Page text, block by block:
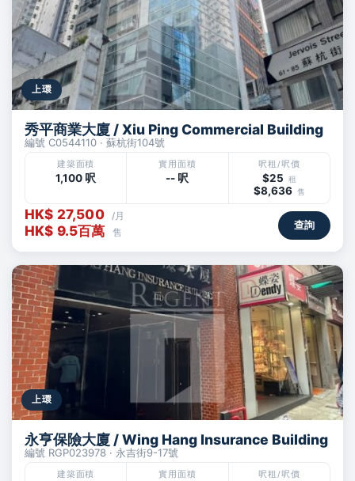
上環
秀平商業大廈 / Xiu Ping Commercial Building
編號 C0544110 · 蘇杭街104號
建築面積
1,100 呎
實用面積
-- 呎
呎租/呎價
$25 租
$8,636 售
HK$ 27,500 /月
HK$ 9.5百萬 售
查詢
上環
永亨保險大廈 / Wing Hang Insurance Building
編號 RGP023978 · 永吉街9-17號
建築面積 實用面積 呎租/呎價